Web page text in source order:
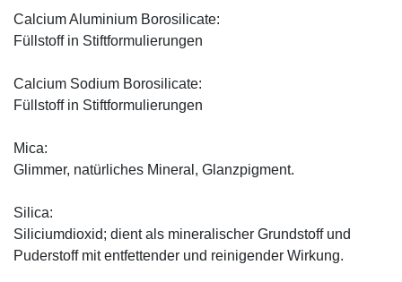
Calcium Aluminium Borosilicate:
Füllstoff in Stiftformulierungen
Calcium Sodium Borosilicate:
Füllstoff in Stiftformulierungen
Mica:
Glimmer, natürliches Mineral, Glanzpigment.
Silica:
Siliciumdioxid; dient als mineralischer Grundstoff und
Puderstoff mit entfettender und reinigender Wirkung.